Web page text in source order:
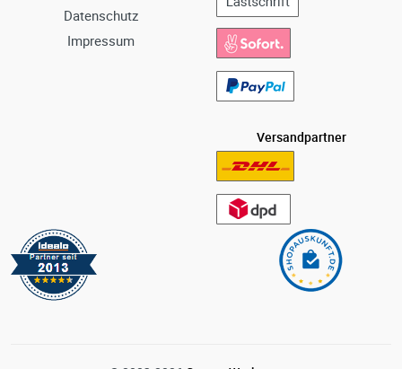
Datenschutz
Impressum
Versandpartner